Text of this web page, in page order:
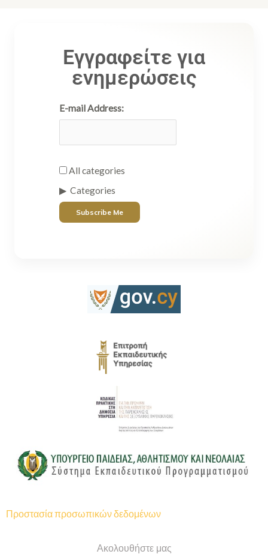
Εγγραφείτε για
ενημερώσεις
E-mail Address:
All categories
Categories
Subscribe Me
Προστασία προσωπικών δεδομένων
Ακολουθήστε μας